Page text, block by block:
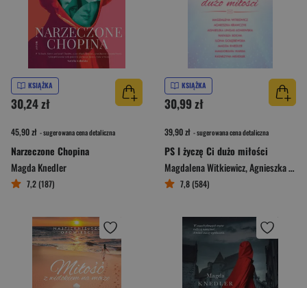
KSIĄŻKA
30,24 zł
45,90 zł - sugerowana cena detaliczna
Narzeczone Chopina
Magda Knedler
7,2 (187)
KSIĄŻKA
30,99 zł
39,90 zł - sugerowana cena detaliczna
PS I życzę Ci dużo miłości
Magdalena Witkiewicz,Agnieszka Krawczyk
7,8 (584)